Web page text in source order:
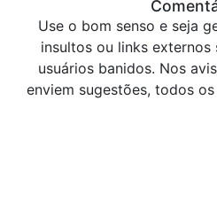
Use o bom senso e seja
insultos ou links
usuários banidos. Nos
enviem sugestões, todos